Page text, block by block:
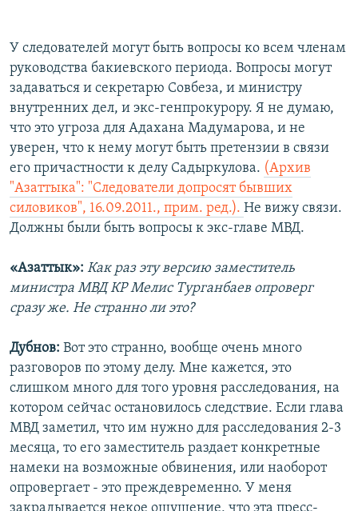
У следователей могут быть вопросы ко всем членам
руководства бакиевского периода. Вопросы могут
задаваться и секретарю Совбеза, и министру
внутренних дел, и экс-генпрокурору. Я не думаю,
что это угроза для Адахана Мадумарова, и не
уверен, что к нему могут быть претензии в связи
его причастности к делу Садыркулова. (Архив
"Азаттыка": "Следователи допросят бывших
силовиков", 16.09.2011., прим. ред.). Не вижу связи.
Должны были быть вопросы к экс-главе МВД.
«Азаттык»: Как раз эту версию заместитель
министра МВД КР Мелис Турганбаев опроверг
сразу же. Не странно ли это?
Дубнов: Вот это странно, вообще очень много
разговоров по этому делу. Мне кажется, это
слишком много для того уровня расследования, на
котором сейчас остановилось следствие. Если глава
МВД заметил, что им нужно для расследования 2-3
месяца, то его заместитель раздает конкретные
намеки на возможные обвинения, или наоборот
опровергает - это преждевременно. У меня